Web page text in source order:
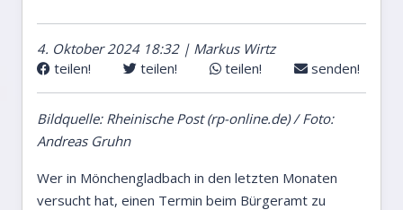
4. Oktober 2024 18:32 | Markus Wirtz
teilen!
teilen! teilen! senden!
Bildquelle: Rheinische Post (rp-online.de) / Foto:
Andreas Gruhn
Wer in Mönchengladbach in den letzten Monaten
versucht hat, einen Termin beim Bürgeramt zu